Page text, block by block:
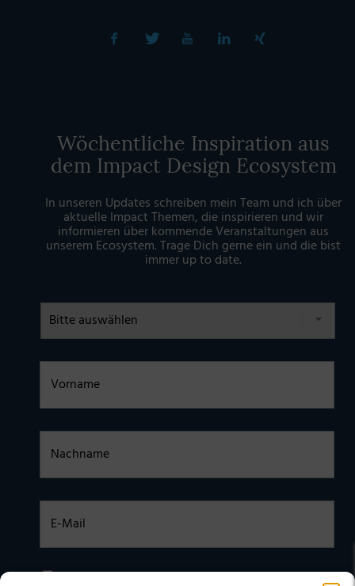
Wöchentliche Inspiration aus
dem Impact Design Ecosystem
In unseren Updates schreiben mein Team und ich über
aktuelle Impact Themen, die inspirieren und wir
informieren über kommende Veranstaltungen aus
unserem Ecosystem. Trage Dich gerne ein und die bist
immer up to date.